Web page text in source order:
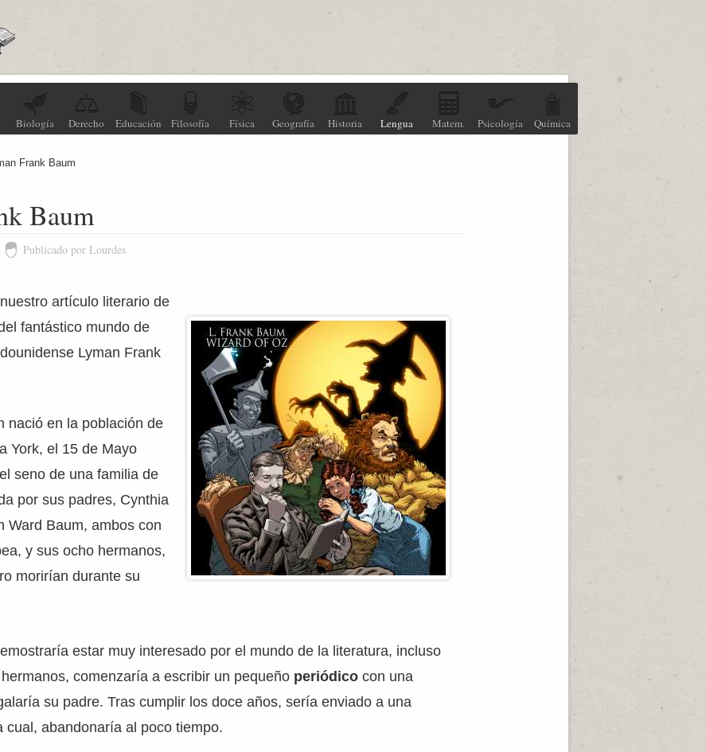
Biología Derecho Educación Filosofía Física Geografía Historia Lengua Matem. Psicología Química
Frank Baum
Baum
Publicado por Lourdes
artículo literario de
fantástico mundo de
Lyman Frank
nació en la población de
York, el 15 de Mayo
seno de una familia de
por sus padres, Cynthia
Ward Baum, ambos con
y sus ocho hermanos,
morirían durante su
estar muy interesado por el mundo de la literatura, incluso
comenzaría a escribir un pequeño periódico con una
su padre. Tras cumplir los doce años, sería enviado a una
cual, abandonaría al poco tiempo.